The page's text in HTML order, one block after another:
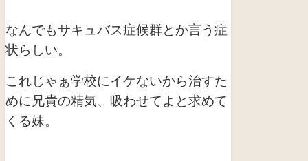
なんでもサキュバス症候群とか言う症
状らしい。
これじゃぁ学校にイケないから治すた
めに兄貴の精気、吸わせてよと求めて
くる妹。